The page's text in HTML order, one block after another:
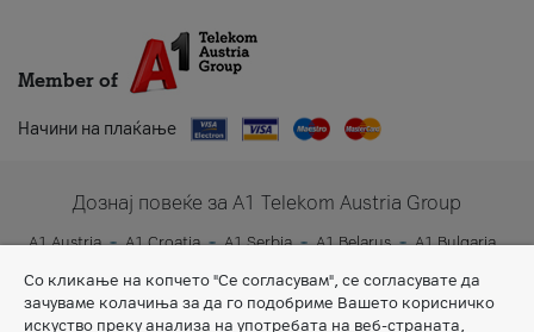
Member of
Начини на плаќање
Дознај повеќе за A1 Telekom Austria Group
A1 Austria A1 Croatia A1 Serbia A1 Belarus
A1 Bulgaria
Со кликање на копчето "Се согласувам", се согласувате да
зачуваме колачиња за да го подобриме Вашето корисничко
искуство преку анализа на употребата на веб-страната,